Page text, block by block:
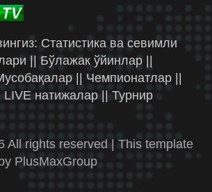
Статистика ва севимли
|| Бўлажак ўйинлар ||
|| Чемпионатлар ||
натижалар || Турнир
All rights reserved | This template
PlusMaxGroup